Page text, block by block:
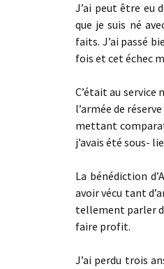
J’ai peut être eu
que je suis né
faits. J’ai passé
fois et cet échec
C’était au service
l’armée de
mettant
j’avais été sous-
La bénédiction
avoir vécu tant
tellement parler
faire profit.
J’ai perdu trois